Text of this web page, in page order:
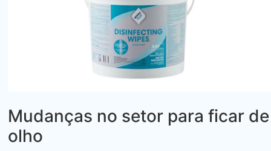
Mudanças no setor para ficar de
olho